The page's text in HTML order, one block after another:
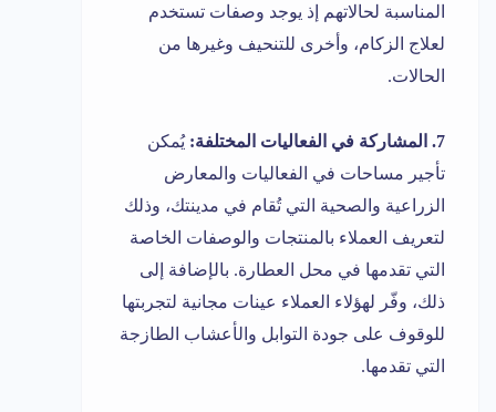
المناسبة لحالاتهم إذ يوجد وصفات تستخدم
لعلاج الزكام، وأخرى للتنحيف وغيرها من
الحالات.
7. المشاركة في الفعاليات المختلفة:
يُمكن
تأجير مساحات في الفعاليات والمعارض
الزراعية والصحية التي تُقام في مدينتك، وذلك
لتعريف العملاء بالمنتجات والوصفات الخاصة
التي تقدمها في محل العطارة. بالإضافة إلى
ذلك، وفّر لهؤلاء العملاء عينات مجانية لتجربتها
للوقوف على جودة التوابل والأعشاب الطازجة
التي تقدمها.